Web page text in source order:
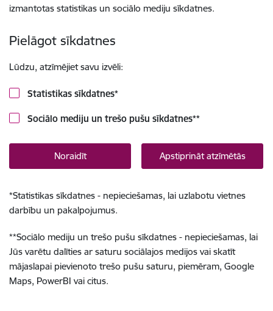
izmantotas statistikas un sociālo mediju sīkdatnes.
Pielāgot sīkdatnes
Lūdzu, atzīmējiet savu izvēli:
Statistikas sīkdatnes*
Sociālo mediju un trešo pušu sīkdatnes**
Noraidīt Apstiprināt atzīmētās
*Statistikas sīkdatnes - nepieciešamas, lai uzlabotu vietnes
darbību un pakalpojumus.
**Sociālo mediju un trešo pušu sīkdatnes - nepieciešamas, lai
Jūs varētu dalīties ar saturu sociālajos medijos vai skatīt
mājaslapai pievienoto trešo pušu saturu, piemēram, Google
Maps, PowerBI vai citus.